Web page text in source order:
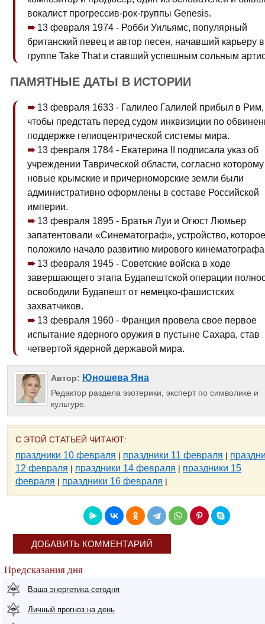
вокалист прогрессив-рок-группы Genesis.
13 февраля 1974 - Робби Уильямс, популярный
британский певец и автор песен, начавший карьеру в
группе Take That и ставший успешным сольным
ПАМЯТНЫЕ ДАТЫ В ИСТОРИИ
13 февраля 1633 - Галилео Галилей прибыл в Рим,
чтобы предстать перед судом инквизиции по
поддержке гелиоцентрической системы мира.
13 февраля 1784 - Екатерина II подписала указ об
учреждении Таврической области, согласно которому
новые крымские и причерноморские земли были
административно оформлены в составе Российской
империи.
13 февраля 1895 - Братья Луи и Огюст Люмьер
запатентовали «Синематограф», устройство, которое
положило начало развитию мирового
13 февраля 1945 - Советские войска в ходе
завершающего этапа Будапештской операции
освободили Будапешт от немецко-фашистских
захватчиков.
13 февраля 1960 - Франция провела свое первое
испытание ядерного оружия в пустыне Сахара, став
четвертой ядерной державой мира.
Автор: Юношева Яна
Редактор раздела эзотерики, эксперт по символике и
культуре.
С ЭТОЙ СТАТЬЕЙ ЧИТАЮТ:
праздники 10 февраля | праздники 11 февраля |
12 февраля | праздники 14 февраля | праздники 15
февраля | праздники 16 февраля |
ДОБАВИТЬ КОММЕНТАРИЙ
Предсказания дня
Ваша энергетика сегодня
Личный прогноз на день